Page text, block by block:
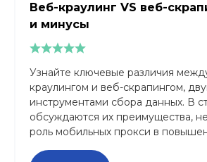
Веб-краулинг VS веб-
и минусы
Узнайте ключевые различия
краулингом и веб-скрапингом,
инструментами сбора данных. В
обсуждаются их преимущества,
роль мобильных прокси в